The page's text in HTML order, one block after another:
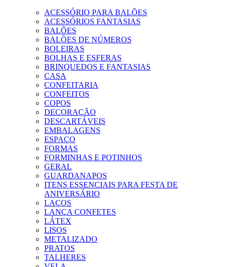
ACESSÓRIO PARA BALÕES
ACESSÓRIOS FANTASIAS
BALÕES
BALÕES DE NÚMEROS
BOLEIRAS
BOLHAS E ESFERAS
BRINQUEDOS E FANTASIAS
CASA
CONFEITARIA
CONFEITOS
COPOS
DECORAÇÃO
DESCARTÁVEIS
EMBALAGENS
ESPAÇO
FORMAS
FORMINHAS E POTINHOS
GERAL
GUARDANAPOS
ITENS ESSENCIAIS PARA FESTA DE
ANIVERSÁRIO
LAÇOS
LANÇA CONFETES
LÁTEX
LISOS
METALIZADO
PRATOS
TALHERES